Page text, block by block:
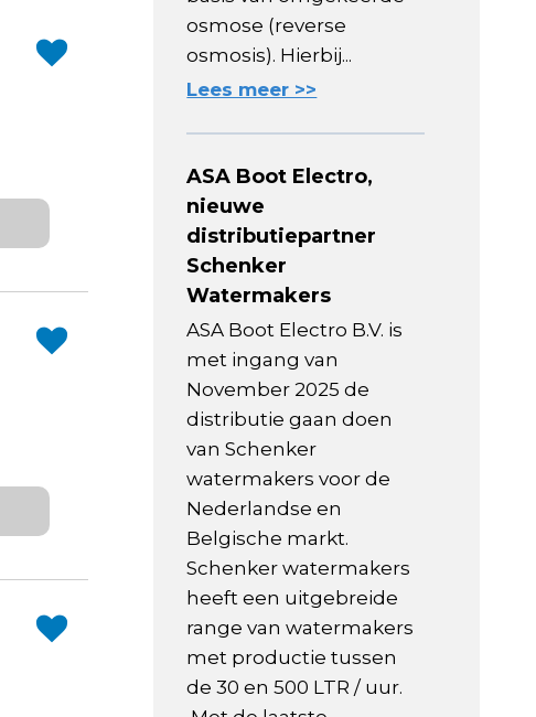
osmose (reverse
osmosis). Hierbij...
Lees meer >>
ASA Boot Electro,
nieuwe
distributiepartner
Schenker
Watermakers
ASA Boot Electro B.V. is
met ingang van
November 2025 de
distributie gaan doen
van Schenker
watermakers voor de
Nederlandse en
Belgische markt.
Schenker watermakers
heeft een uitgebreide
range van watermakers
met productie tussen
de 30 en 500 LTR / uur.